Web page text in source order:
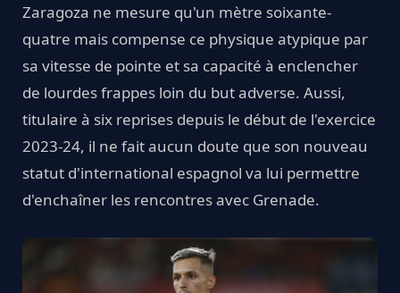
Zaragoza ne mesure qu'un mètre soixante-
quatre mais compense ce physique atypique par
sa vitesse de pointe et sa capacité à enclencher
de lourdes frappes loin du but adverse. Aussi,
titulaire à six reprises depuis le début de l'exercice
2023-24, il ne fait aucun doute que son nouveau
statut d'international espagnol va lui permettre
d'enchaîner les rencontres avec Grenade.